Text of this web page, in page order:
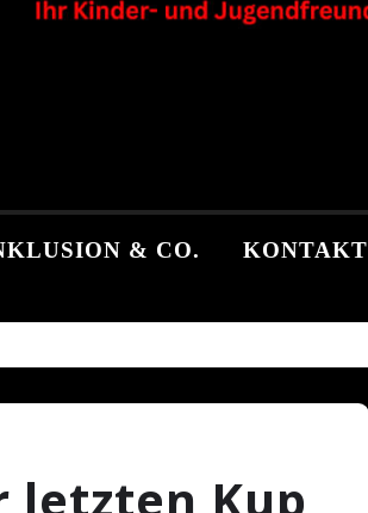
& CO. KONTAKT
letzten Kup